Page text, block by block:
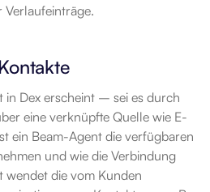
Verlaufeinträge.
in Dex erscheint – sei es durch
eine verknüpfte Quelle wie E-
ein Beam-Agent die verfügbaren
und wie die Verbindung
wendet die vom Kunden